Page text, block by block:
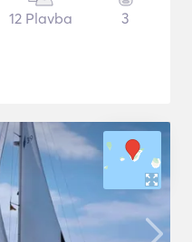
12 Plavba 3